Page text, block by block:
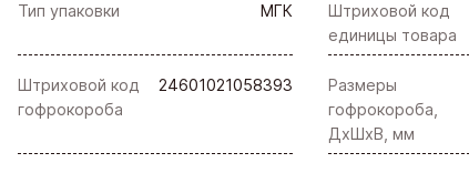
Тип упаковки МГК
Штриховой код
единицы товара
Штриховой код
гофрокороба
24601021058393
Размеры
гофрокороба,
ДхШхВ, мм